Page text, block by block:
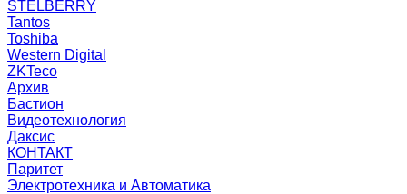
STELBERRY
Tantos
Toshiba
Western Digital
ZKTeco
Архив
Бастион
Видеотехнология
Даксис
КОНТАКТ
Паритет
Электротехника и Автоматика